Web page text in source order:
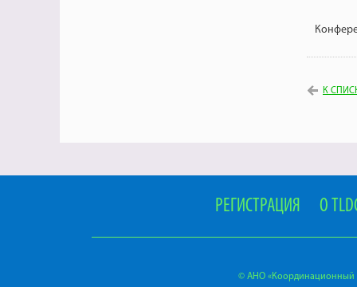
К
РЕГИСТРАЦИЯ О
© АНО «Координационный